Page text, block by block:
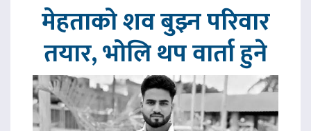
मेहताको शव बुझ्न परिवार
तयार, भोलि थप वार्ता हुने